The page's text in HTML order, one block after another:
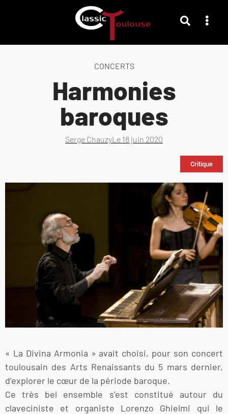
CONCERTS
Harmonies
baroques
Serge ChauzyLe 18 juin 2020
Critique
« La Divina Armonia » avait choisi, pour son concert
toulousain des Arts Renaissants du 5 mars dernier,
d’explorer le cœur de la période baroque.
Ce très bel ensemble s’est constitué autour du
claveciniste et organiste Lorenzo Ghielmi qui le